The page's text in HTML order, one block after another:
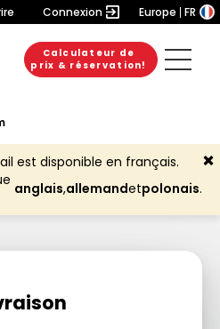
Connexion Europe FR
Calculateur de
prix & réservation!
est disponible en français.
anglais,allemandetpolonais.